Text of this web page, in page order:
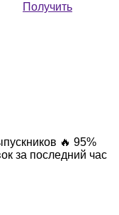
Получить
🔥 95%
за последний час